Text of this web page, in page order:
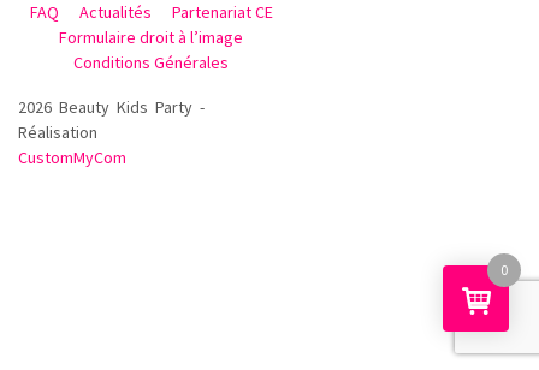
FAQ Actualités
Partenariat CE
Formulaire droit à l’image
Conditions Générales
2026 Beauty Kids Party -
Réalisation
CustomMyCom
0